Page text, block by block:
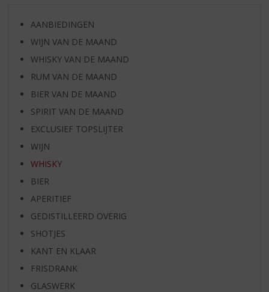
AANBIEDINGEN
WIJN VAN DE MAAND
WHISKY VAN DE MAAND
RUM VAN DE MAAND
BIER VAN DE MAAND
SPIRIT VAN DE MAAND
EXCLUSIEF TOPSLIJTER
WIJN
WHISKY
BIER
APERITIEF
GEDISTILLEERD OVERIG
SHOTJES
KANT EN KLAAR
FRISDRANK
GLASWERK